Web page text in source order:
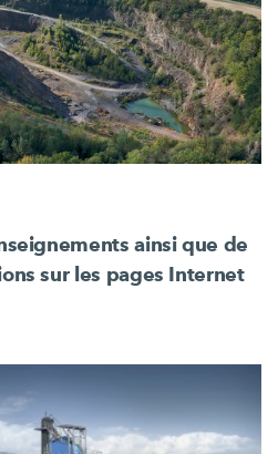
ainsi que de
sur les pages Internet